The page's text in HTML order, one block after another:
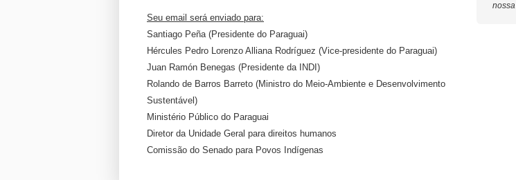
Seu email será enviado para:
Santiago Peña (Presidente do Paraguai)
Hércules Pedro Lorenzo Alliana Rodríguez (Vice-presidente do Paraguai)
Juan Ramón Benegas (Presidente da INDI)
Rolando de Barros Barreto (Ministro do Meio-Ambiente e Desenvolvimento
Sustentável)
Ministério Público do Paraguai
Diretor da Unidade Geral para direitos humanos
Comissão do Senado para Povos Indígenas
nossa